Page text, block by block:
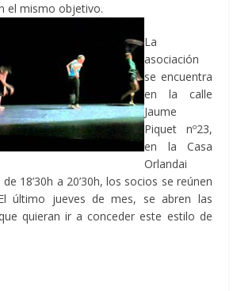
el mismo objetivo.
La
asociación
se encuentra
en la calle
Jaume
Piquet nº23,
en la Casa
Orlandai
18’30h a 20’30h, los socios se reúnen
último jueves de mes, se abren las
quieran ir a conceder este estilo de